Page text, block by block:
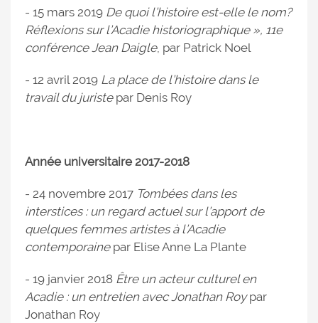
- 15 mars 2019 De quoi l’histoire est-elle le nom?
Réflexions sur l’Acadie historiographique », 11e
conférence Jean Daigle, par Patrick Noel
- 12 avril 2019 La place de l’histoire dans le
travail du juristepar Denis Roy
Année universitaire 2017-2018
- 24 novembre 2017 Tombées dans les
interstices : un regard actuel sur l’apport de
quelques femmes artistes à l’Acadie
contemporainepar Elise Anne La Plante
- 19 janvier 2018 Être un acteur culturel en
Acadie : un entretien avec Jonathan Roypar
Jonathan Roy